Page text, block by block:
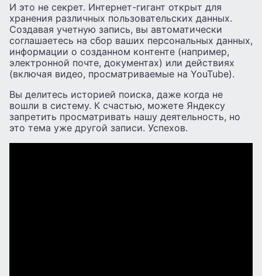
И это не секрет. Интернет-гигант открыт для
хранения различных пользовательских данных.
Создавая учетную запись, вы автоматически
соглашаетесь на сбор ваших персональных данных,
информации о созданном контенте (например,
электронной почте, документах) или действиях
(включая видео, просматриваемые на YouTube).
Вы делитесь историей поиска, даже когда не
вошли в систему. К счастью, можете Яндексу
запретить просматривать нашу деятельность, но
это тема уже другой записи. Успехов.